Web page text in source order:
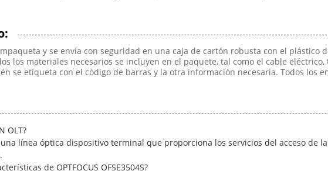
empaqueta y se envía con seguridad en una caja de cartón robusta con el
los materiales necesarios se incluyen en el paquete, tal como el cable
se etiqueta con el código de barras y la otra información necesaria. Todos los
OLT?
una línea óptica dispositivo terminal que proporciona los servicios del acceso
de OPTFOCUS OFSE3504S?